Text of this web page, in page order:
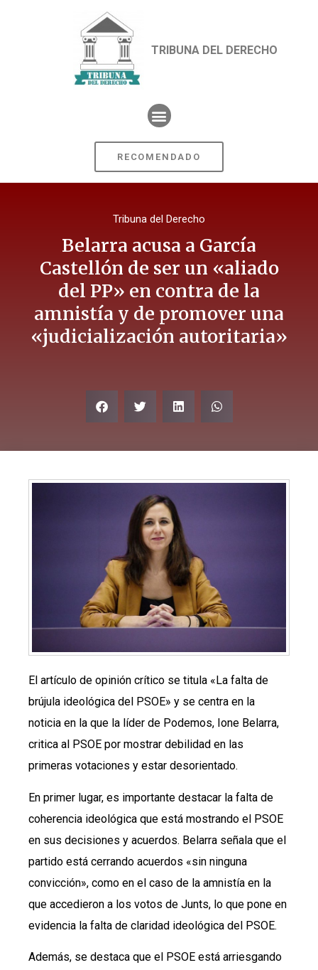
TRIBUNA DEL DERECHO
RECOMENDADO
Tribuna del Derecho
Belarra acusa a García
Castellón de ser un «aliado
del PP» en contra de la
amnistía y de promover una
«judicialización autoritaria»
El artículo de opinión crítico se titula «La falta de
brújula ideológica del PSOE» y se centra en la
noticia en la que la líder de Podemos, Ione Belarra,
critica al PSOE por mostrar debilidad en las
primeras votaciones y estar desorientado.
En primer lugar, es importante destacar la falta de
coherencia ideológica que está mostrando el PSOE
en sus decisiones y acuerdos. Belarra señala que el
partido está cerrando acuerdos «sin ninguna
convicción», como en el caso de la amnistía en la
que accedieron a los votos de Junts, lo que pone en
evidencia la falta de claridad ideológica del PSOE.
Además, se destaca que el PSOE está arriesgando